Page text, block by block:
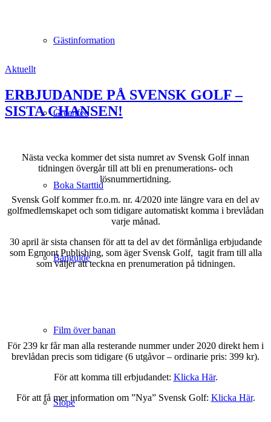
Gästinformation
Greenfee
Boka Starttid
Banguide
Film över banan
Slope
Aktuellt
ERBJUDANDE PÅ SVENSK GOLF –
SISTA CHANSEN!
Nästa vecka kommer det sista numret av Svensk Golf innan
tidningen övergår till att bli en prenumerations- och
lösnummertidning.
Svensk Golf kommer fr.o.m. nr. 4/2020 inte längre vara en del av
golfmedlemskapet och som tidigare automatiskt komma i brevlådan
varje månad.
30 april är sista chansen för att ta del av det förmånliga erbjudande
som Egmont Publishing, som äger Svensk Golf, tagit fram till alla
som väljer att teckna en prenumeration på tidningen.
För 239 kr får man alla resterande nummer under 2020 direkt hem i
brevlådan precis som tidigare (6 utgåvor – ordinarie pris: 399 kr).
För att komma till erbjudandet: Klicka Här.
För att få mer information om ”Nya” Svensk Golf: Klicka Här.